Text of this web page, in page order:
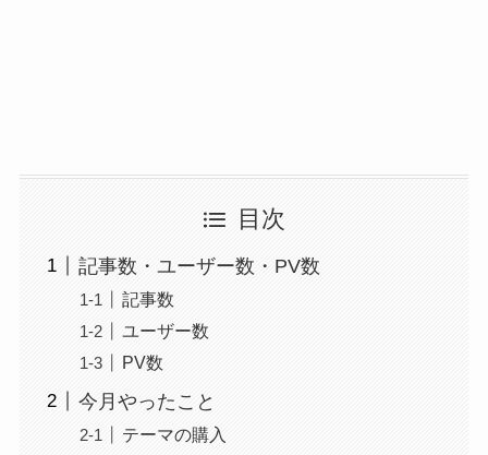
目次
記事数・ユーザー数・PV数
記事数
ユーザー数
PV数
今月やったこと
テーマの購入